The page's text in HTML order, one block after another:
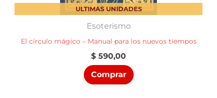
ULTIMAS UNIDADES
Esoterismo
El círculo mágico – Manual para los nuevos tiempos
$ 590,00
Comprar